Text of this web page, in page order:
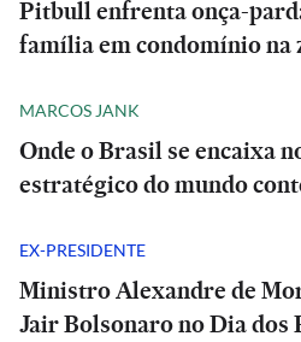
Pitbull enfrenta onça-
família em condomínio na
MARCOS JANK
Onde o Brasil se encaixa
estratégico do mundo
EX-PRESIDENTE
Ministro Alexandre de
Jair Bolsonaro no Dia dos